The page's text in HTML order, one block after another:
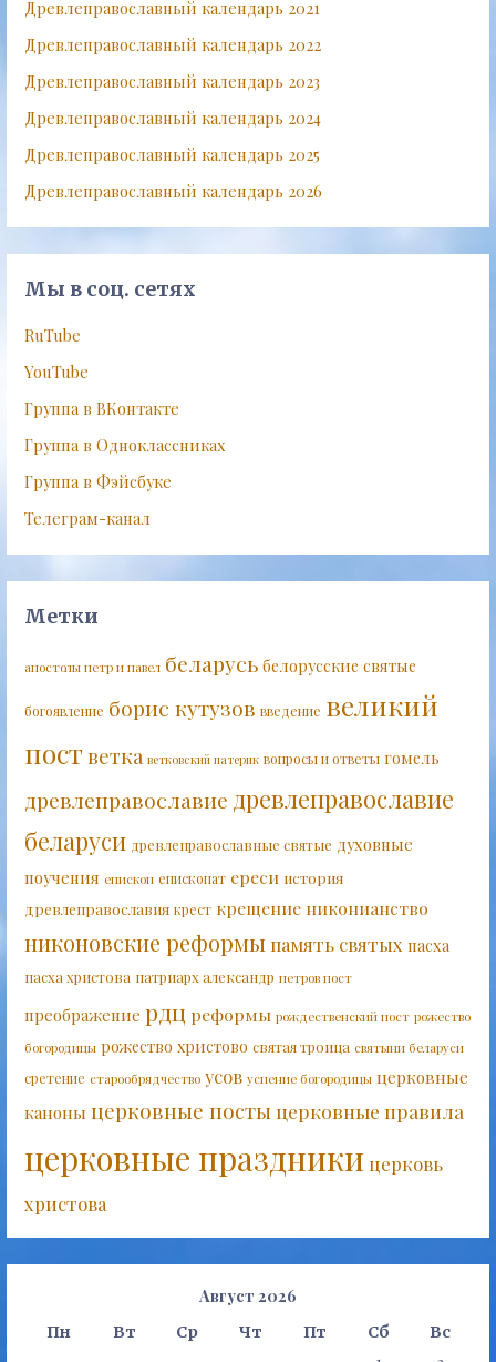
Древлеправославный календарь 2021
Древлеправославный календарь 2022
Древлеправославный календарь 2023
Древлеправославный календарь 2024
Древлеправославный календарь 2025
Древлеправославный календарь 2026
Мы в соц. сетях
RuTube
YouTube
Группа в ВКонтакте
Группа в Одноклассниках
Группа в Фэйсбуке
Телеграм-канал
Метки
апостолы петр и павел беларусь белорусские святые
богоявление борис кутузов введение великий
постветка ветковский патерик вопросы и ответы гомель
древлеправославие древлеправославие
беларуси древлеправославные святые духовные
поучения епископ епископат ереси история
древлеправославия крест крещение никонианство
никоновские реформыпамять святых пасха
пасха христова патриарх александр петров пост
преображение рдц реформы рождественский пост рожество
богородицы рожество христово святая троица святыни беларуси
сретение старообрядчество усов успение богородицы церковные
каноны церковные постыцерковные правила
церковные праздникицерковь
христова
Август 2026
Пн Вт Ср Чт Пт Сб Вс